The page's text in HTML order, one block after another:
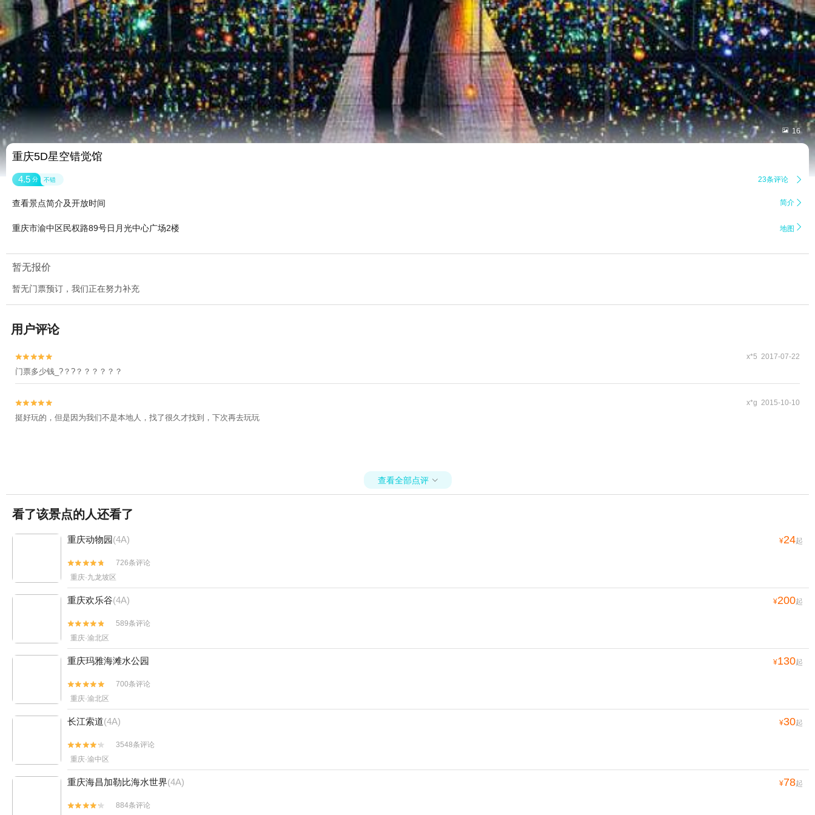
 16
重庆5D星空错觉馆
4.5 分 不错 23条评论 
查看景点简介及开放时间 简介 
重庆市渝中区民权路89号日月光中心广场2楼 地图 
暂无报价
暂无门票预订，我们正在努力补充
用户评论

 x*5 2017-07-22
门票多少钱_?？?？？？？？？

 x*g 2015-10-10
挺好玩的，但是因为我们不是本地人，找了很久才找到，下次再去玩玩
查看全部点评 
看了该景点的人还看了
重庆动物园(4A) ¥24起


726条评论
重庆·九龙坡区
重庆欢乐谷(4A) ¥200起


589条评论
重庆·渝北区
重庆玛雅海滩水公园 ¥130起


700条评论
重庆·渝北区
长江索道(4A) ¥30起


3548条评论
重庆·渝中区
重庆海昌加勒比海水世界(4A) ¥78起

 884条评论